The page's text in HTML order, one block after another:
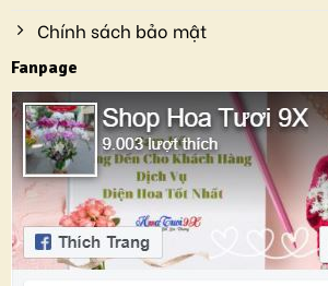
Chính sách bảo mật
Fanpage